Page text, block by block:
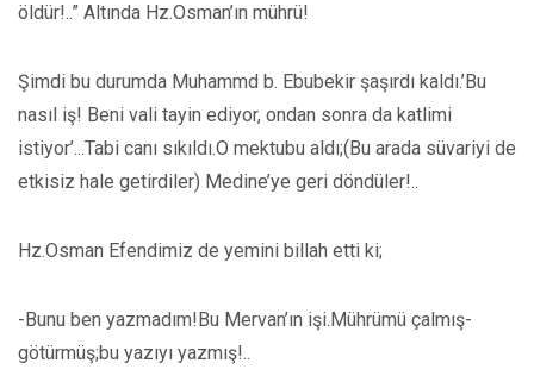
öldür!..” Altında Hz.Osman’ın mührü!
Şimdi bu durumda Muhammd b. Ebubekir şaşırdı kaldı.’Bu
nasıl iş! Beni vali tayin ediyor, ondan sonra da katlimi
istiyor’...Tabi canı sıkıldı.O mektubu aldı;(Bu arada süvariyi de
etkisiz hale getirdiler) Medine’ye geri döndüler!..
Hz.Osman Efendimiz de yemini billah etti ki;
-Bunu ben yazmadım!Bu Mervan’ın işi.Mührümü çalmış-
götürmüş;bu yazıyı yazmış!..